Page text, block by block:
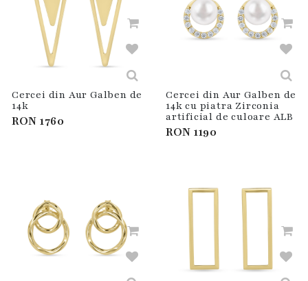
Cercei din Aur Galben de
14k
RON1760
Cercei din Aur Galben de
14k cu piatra Zirconia
artificial de culoare ALB
RON1190